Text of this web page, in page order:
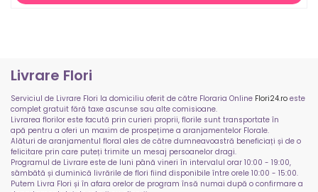
Livrare Flori
Serviciul de Livrare Flori la domiciliu oferit de către Floraria Online Flori24.ro este
complet gratuit fără taxe ascunse sau alte comisioane.
Livrarea florilor este facută prin curieri proprii, florile sunt transportate în
apă pentru a oferi un maxim de prospețime a aranjamentelor Florale.
Alături de aranjamentul floral ales de către dumneavoastră beneficiați și de o
felicitare prin care puteți trimite un mesaj persoanelor dragi.
Programul de Livrare este de luni până vineri în intervalul orar 10:00 - 19:00,
sâmbătă și duminică livrările de flori fiind disponibile între orele 10:00 - 15:00.
Putem Livra Flori și în afara orelor de program însă numai după o confirmare a